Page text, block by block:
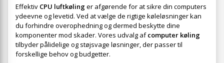
Effektiv CPU luftkølinger afgørende for at sikre din computers
ydeevne og levetid. Ved at vælge de rigtige køleløsninger kan
du forhindre overophedning og dermed beskytte dine
komponenter mod skader. Vores udvalg afcomputer køling
tilbyder pålidelige og støjsvage løsninger, der passer til
forskellige behov og budgetter.